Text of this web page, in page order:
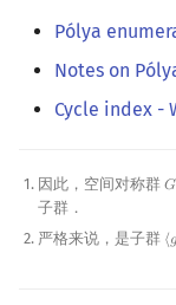
Pólya
Notes on
Cycle index -
因此，空间对称群 𝐺
G
子群．
严格来说，是子群 ⟨𝑔
⟨